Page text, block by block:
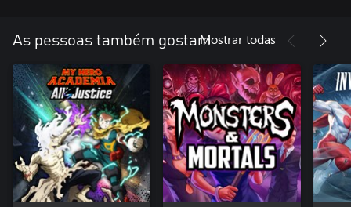
As pessoas também gostamMostrar todas